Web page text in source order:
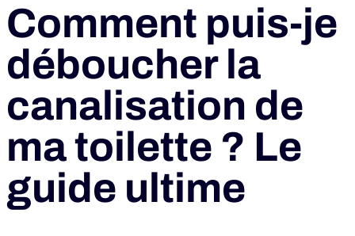
Comment puis-je
déboucher la
canalisation de
ma toilette ? Le
guide ultime